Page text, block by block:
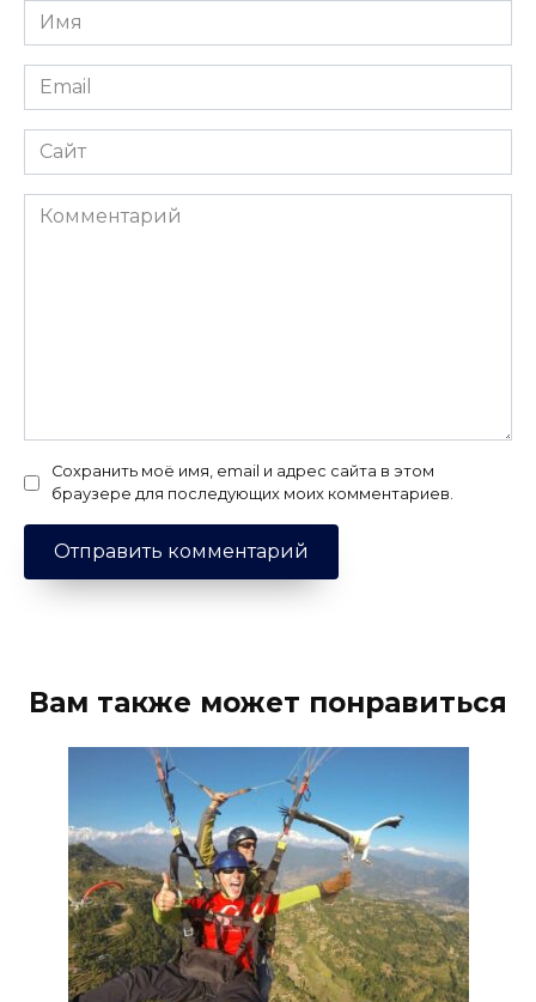
Имя
*
Email
*
Сайт
Комментарий
Сохранить моё имя, email и адрес сайта в этом
браузере для последующих моих комментариев.
Вам также может понравиться